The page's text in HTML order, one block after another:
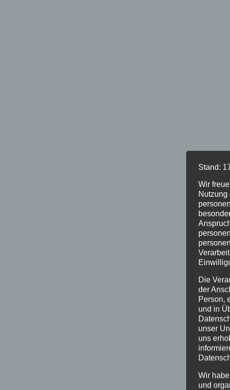
Stand:
Wir
Nutzung
Die
der
Person,
und in
unser
uns
Wir
und